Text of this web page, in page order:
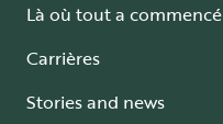
Là où tout a commencé
Carrières
Stories and news